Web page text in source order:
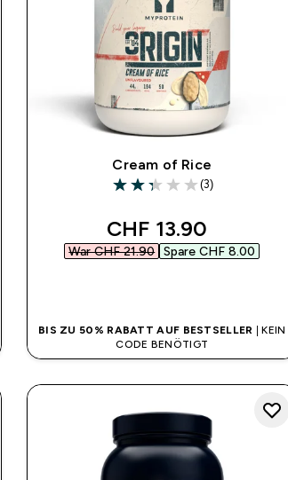
Cream of Rice
2.33 out of 5 stars
(3)
discounted price
CHF 13.90‎
War CHF 21.90‎ Spare CHF 8.00‎
BIS ZU 50% RABATT AUF BESTSELLER | KEIN
CODE BENÖTIGT